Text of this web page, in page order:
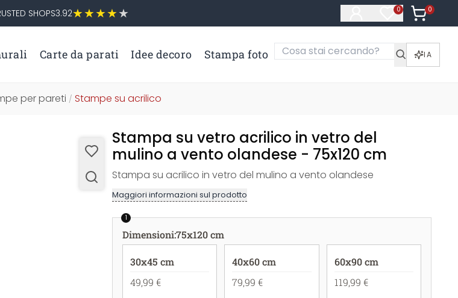
SHOPS3.92 0
Articoli nella
0
Articoli
Carte da parati Idee decoro Stampa foto IA
per pareti / Stampe su acrilico
Stampa su vetro acrilico in vetro del
mulino a vento olandese - 75x120 cm
Stampa su acrilico in vetro del mulino a vento olandese
Maggiori informazioni sul prodotto
1
Dimensioni:75x120 cm
30x45 cm
49,99 €
40x60 cm
79,99 €
60x90 cm
119,99 €